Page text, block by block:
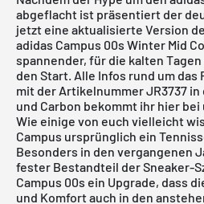
abgeflacht ist präsentiert der
jetzt eine aktualisierte Version
adidas Campus 00s Winter Mid
spannender, für die kalten
den Start. Alle Infos rund um das
mit der Artikelnummer JR3737 in
und Carbon bekommt ihr hier bei
Wie einige von euch vielleicht
Campus ursprünglich ein
Besonders in den vergangenen
fester Bestandteil der Sneaker-
Campus 00s ein Upgrade, dass
und Komfort auch in den